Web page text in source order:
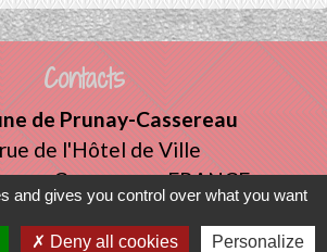
Contacts
de Prunay-Cassereau
de l'Hôtel de Ville
Cassereau - FRANCE
+33 2 54 80 32 81
and gives you control over what you want
Deny all cookies Personalize